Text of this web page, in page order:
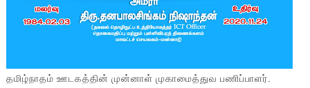
தமிழ்நாதம் ஊடகத்தின் முன்னாள் முகாமைத்துவ பணிப்பாளர்.